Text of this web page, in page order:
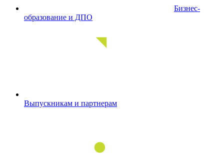
Бизнес-
образование и ДПО
Выпускникам и партнерам